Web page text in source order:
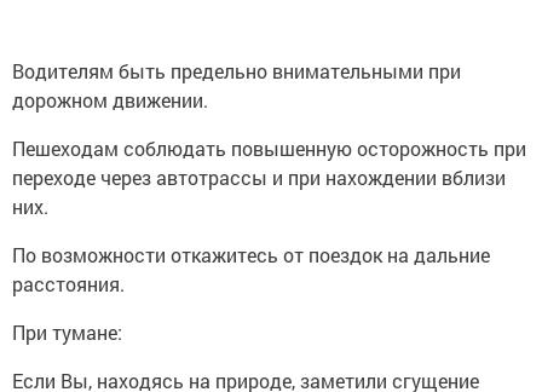
Водителям быть предельно внимательными при
дорожном движении.
Пешеходам соблюдать повышенную осторожность при
переходе через автотрассы и при нахождении вблизи
них.
По возможности откажитесь от поездок на дальние
расстояния.
При тумане:
Если Вы, находясь на природе, заметили сгущение